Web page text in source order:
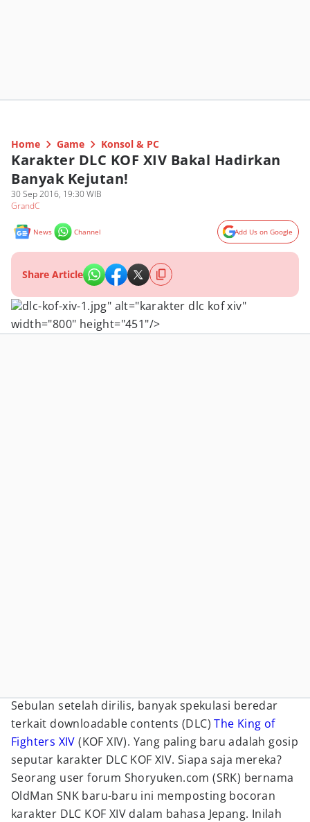
Home Game Konsol & PC
Karakter DLC KOF XIV Bakal Hadirkan
Banyak Kejutan!
30 Sep 2016, 19:30 WIB
GrandC
News Channel Add Us on Google
Share Article
dlc-kof-xiv-1.jpg" alt="karakter dlc kof xiv"
width="800" height="451"/>
Sebulan setelah dirilis, banyak spekulasi beredar
terkait downloadable contents (DLC)The King of
Fighters XIV (KOF XIV). Yang paling baru adalah gosip
seputar karakter DLC KOF XIV. Siapa saja mereka?
Seorang user forum Shoryuken.com (SRK) bernama
OldMan SNK baru-baru ini memposting bocoran
karakter DLC KOF XIV dalam bahasa Jepang. Inilah